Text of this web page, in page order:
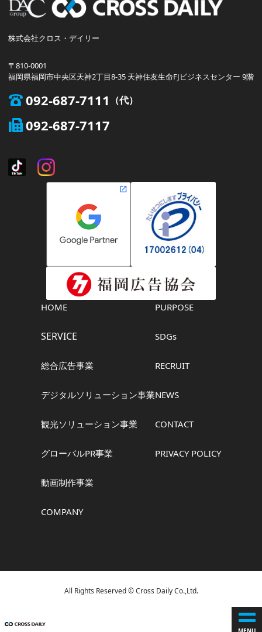
株式会社クロス・デイリー
〒810-0001
福岡県福岡市中央区天神2丁目8-35 天神住友生命FJビジネスセンター 9階
092-687-7111
092-687-7117
HOME
SERVICE
総合広告事業
デジタルソリューション事業
観光ソリューション事業
グローバルPR事業
動画制作事業
COMPANY
PURPOSE
SDGs
RECRUIT
NEWS
CONTACT
PRIVACY POLICY
All Rights Reserved © Cross Daily Co.,Ltd.